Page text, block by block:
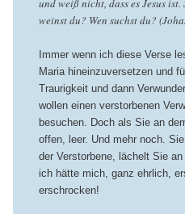
weinst du? Wen suchst du?
Immer wenn ich diese Verse
Maria hineinzuversetzen und
Traurigkeit und dann
wollen einen verstorbenen
besuchen. Doch als Sie an
offen, leer. Und mehr noch.
der Verstorbene, lächelt Sie
ich hätte mich, ganz ehrlich,
erschrocken!